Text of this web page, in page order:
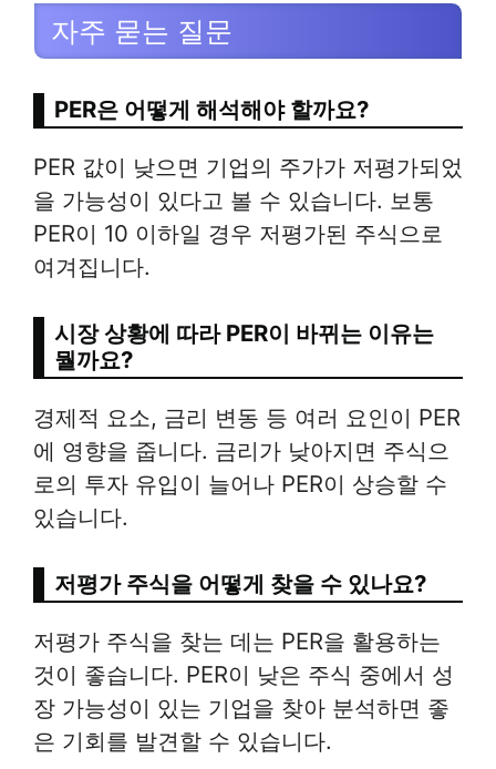
자주 묻는 질문
PER은 어떻게 해석해야 할까요?
PER 값이 낮으면 기업의 주가가 저평가되었
을 가능성이 있다고 볼 수 있습니다. 보통
PER이 10 이하일 경우 저평가된 주식으로
여겨집니다.
시장 상황에 따라 PER이 바뀌는 이유는
뭘까요?
경제적 요소, 금리 변동 등 여러 요인이 PER
에 영향을 줍니다. 금리가 낮아지면 주식으
로의 투자 유입이 늘어나 PER이 상승할 수
있습니다.
저평가 주식을 어떻게 찾을 수 있나요?
저평가 주식을 찾는 데는 PER을 활용하는
것이 좋습니다. PER이 낮은 주식 중에서 성
장 가능성이 있는 기업을 찾아 분석하면 좋
은 기회를 발견할 수 있습니다.